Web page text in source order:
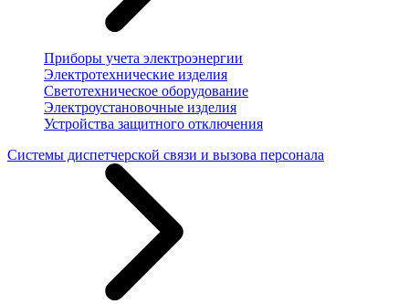
Приборы учета электроэнергии
Электротехнические изделия
Светотехническое оборудование
Электроустановочные изделия
Устройства защитного отключения
Системы диспетчерской связи и вызова персонала